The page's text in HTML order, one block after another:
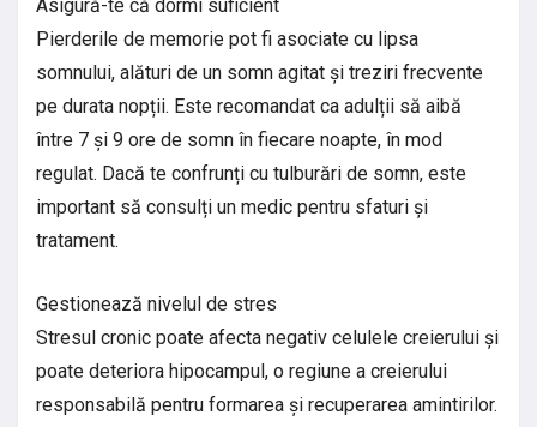
Asigură-te că dormi suficient
Pierderile de memorie pot fi asociate cu lipsa
somnului, alături de un somn agitat și treziri frecvente
pe durata nopții. Este recomandat ca adulții să aibă
între 7 și 9 ore de somn în fiecare noapte, în mod
regulat. Dacă te confrunți cu tulburări de somn, este
important să consulți un medic pentru sfaturi și
tratament.
Gestionează nivelul de stres
Stresul cronic poate afecta negativ celulele creierului și
poate deteriora hipocampul, o regiune a creierului
responsabilă pentru formarea și recuperarea amintirilor.